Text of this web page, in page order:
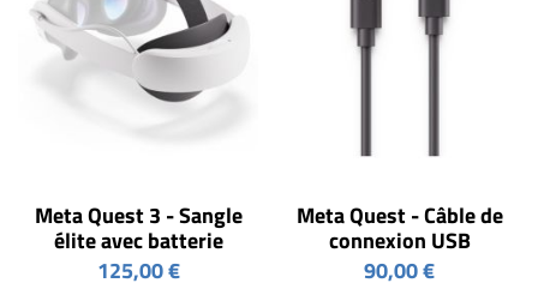
Meta Quest 3 - Sangle
élite avec batterie
125,00 €
Meta Quest - Câble de
connexion USB
90,00 €